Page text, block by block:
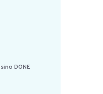
DONE